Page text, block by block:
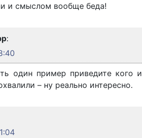
и смыслом вообще беда!
:
один пример приведите кого и
– ну реально интересно.